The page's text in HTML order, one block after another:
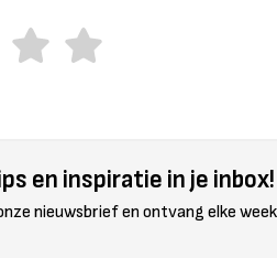
en inspiratie in je inbox!
nieuwsbrief en ontvang elke